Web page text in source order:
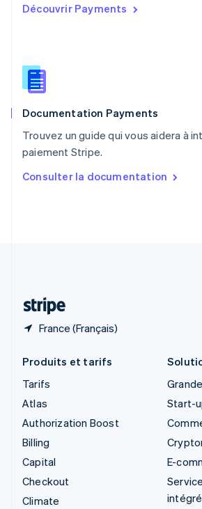
Découvrir Payments
Documentation Payments
Trouvez un guide qui vous aidera à
paiement Stripe.
Consulter la documentation
France (Français)
PortuguêsEnglish
English
Roumanie
Royaume-Uni
Singapour
English 简体中文
English
Produits et tarifs
Tarifs
Atlas
Authorization Boost
Billing
Capital
Checkout
Climate
Start-
E-